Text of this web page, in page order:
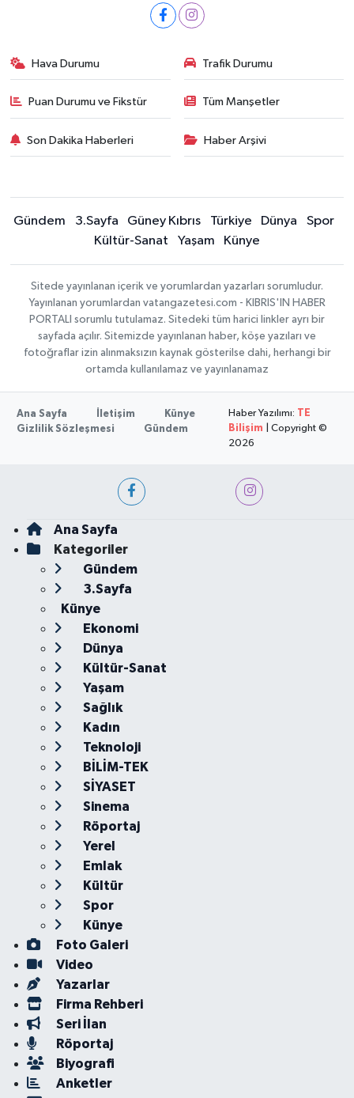
Hava Durumu Trafik Durumu
Puan Durumu ve Fikstür Tüm Manşetler
Son Dakika Haberleri Haber Arşivi
Gündem 3.Sayfa Güney Kıbrıs Türkiye Dünya
Spor
Kültür-Sanat
Yaşam Künye
Sitede yayınlanan içerik ve yorumlardan yazarları sorumludur.
Yayınlanan yorumlardan vatangazetesi.com - KIBRIS'IN HABER
PORTALI sorumlu tutulamaz. Sitedeki tüm harici linkler ayrı bir
sayfada açılır. Sitemizde yayınlanan haber, köşe yazıları ve
fotoğraflar izin alınmaksızın kaynak gösterilse dahi, herhangi bir
ortamda kullanılamaz ve yayınlanamaz
Ana Sayfa İletişim
Künye
Gizlilik Sözleşmesi
Gündem
Haber Yazılımı: TE
Bilişim | Copyright ©
2026
Ana Sayfa
Kategoriler
Gündem
3.Sayfa
Künye
Ekonomi
Dünya
Kültür-Sanat
Yaşam
Sağlık
Kadın
Teknoloji
BİLİM-TEK
SİYASET
Sinema
Röportaj
Yerel
Emlak
Kültür
Spor
Künye
Foto Galeri
Video
Yazarlar
Firma Rehberi
Seri İlan
Röportaj
Biyografi
Anketler